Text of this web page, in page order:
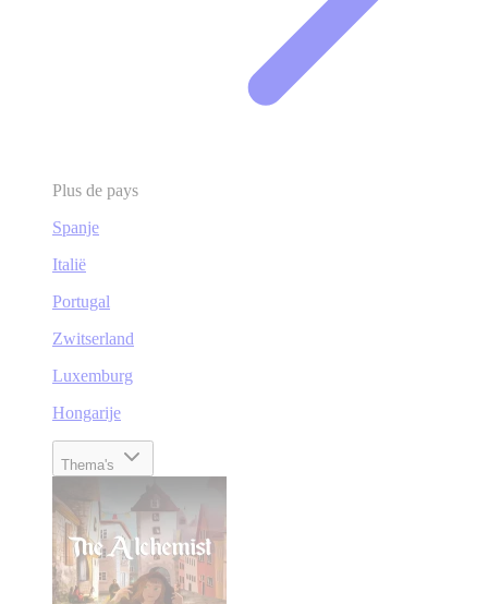
Plus de pays
Spanje
Italië
Portugal
Zwitserland
Luxemburg
Hongarije
Thema's